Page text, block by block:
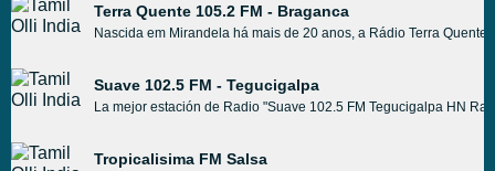
Terra Quente 105.2 FM - Braganca
Nascida em Mirandela há mais de 20 anos, a Rádio Terra
Suave 102.5 FM - Tegucigalpa
La mejor estación de Radio "Suave 102.5 FM Tegucigalpa HN
Tropicalisima FM Salsa